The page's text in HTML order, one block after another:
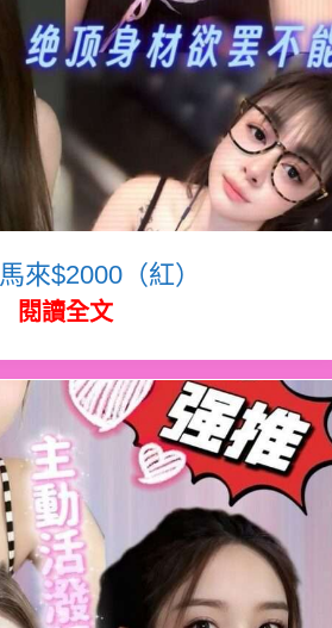
馬來$2000（紅）
閱讀全文